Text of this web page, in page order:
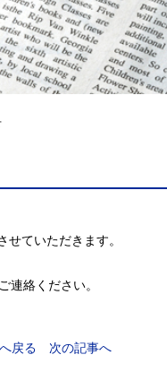
ていただきます。
連絡ください。
戻る 次の記事へ